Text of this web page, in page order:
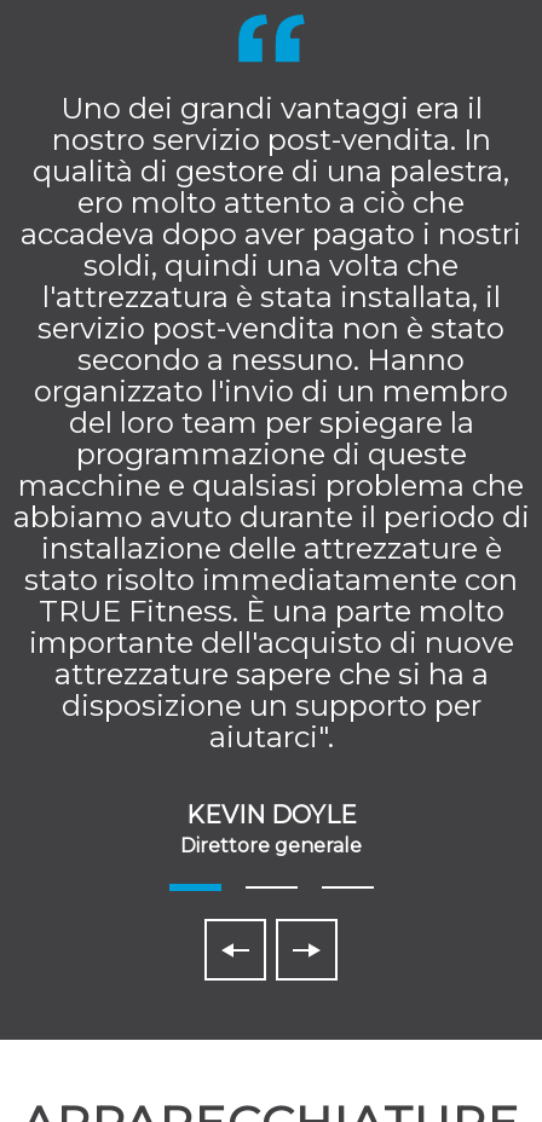
Uno dei grandi vantaggi era il
nostro servizio post-vendita. In
qualità di gestore di una palestra,
ero molto attento a ciò che
accadeva dopo aver pagato i nostri
soldi, quindi una volta che
l'attrezzatura è stata installata, il
servizio post-vendita non è stato
secondo a nessuno. Hanno
organizzato l'invio di un membro
del loro team per spiegare la
programmazione di queste
macchine e qualsiasi problema che
abbiamo avuto durante il periodo di
installazione delle attrezzature è
stato risolto immediatamente con
TRUE Fitness. È una parte molto
importante dell'acquisto di nuove
attrezzature sapere che si ha a
disposizione un supporto per
aiutarci".
KEVIN DOYLE
Direttore generale